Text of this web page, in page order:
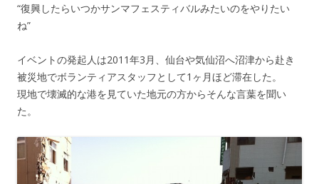
“復興したらいつかサンマフェスティバルみたいのをやりたい
ね”
イベントの発起人は2011年3月、仙台や気仙沼へ沼津から赴き
被災地でボランティアスタッフとして1ヶ月ほど滞在した。
現地で壊滅的な港を見ていた地元の方からそんな言葉を聞い
た。